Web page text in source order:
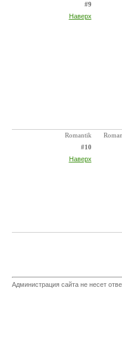
#9
Наверх
Romantik
#10
Наверх
Администрация сайта не несет